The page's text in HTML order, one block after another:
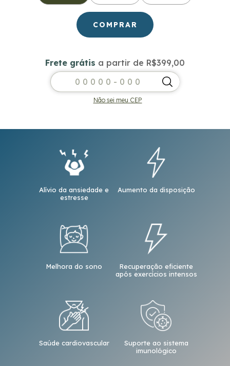
Frete grátis R$399,00
Entregas para o CEP: ALTERAR CEP
Frete grátis a partir de R$399,00
Não sei meu CEP
Alívio da ansiedade e
estresse
Aumento da disposição
Melhora do sono
Recuperação eficiente
após exercícios intensos
Saúde cardiovascular
Suporte ao sistema
imunológico